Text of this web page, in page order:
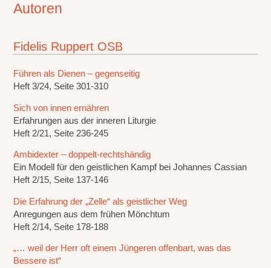
Autoren
Fidelis Ruppert OSB
Führen als Dienen – gegenseitig
Heft 3/24, Seite 301-310
Sich von innen ernähren
Erfahrungen aus der inneren Liturgie
Heft 2/21, Seite 236-245
Ambidexter – doppelt-rechtshändig
Ein Modell für den geistlichen Kampf bei Johannes Cassian
Heft 2/15, Seite 137-146
Die Erfahrung der „Zelle“ als geistlicher Weg
Anregungen aus dem frühen Mönchtum
Heft 2/14, Seite 178-188
„… weil der Herr oft einem Jüngeren offenbart, was das
Bessere ist“